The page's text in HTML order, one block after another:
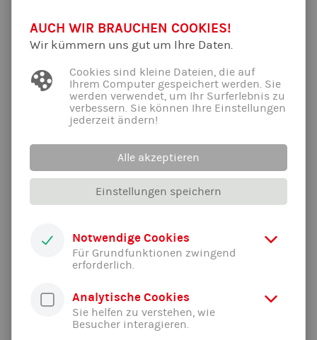
Informationsmaterialien wird hiermit widersprochen. Die
Betreiber der Seiten behalten sich ausdrücklich rechtliche
Werbeinformationen, etwa durch Spam-E-Mails, vor.
3. Datenschutzbeauftragter
Gesetzlich vorgeschriebener
Datenschutzbeauftragter
Wir haben für unseren Verein keinen
Datenschutzbeauftragten bestellt.
4. Datenerfassung auf unserer Website
Die Internetseiten verwenden teilweise so genannte Cookies.
Cookies richten auf Ihrem Rechner keinen Schaden an und
enthalten keine Viren. Cookies dienen dazu, unser Angebot
AUCH WIR BRAUCHEN COOKIES!
Wir kümmern uns gut um Ihre Daten.
Cookies sind kleine Dateien, die auf
Ihrem Computer gespeichert werden. Sie
werden verwendet, um Ihr Surferlebnis zu
verbessern. Sie können Ihre Einstellungen
jederzeit ändern!
Alle akzeptieren
Einstellungen speichern
Notwendige Cookies
Für Grundfunktionen zwingend
erforderlich.
Analytische Cookies
Sie helfen zu verstehen, wie
Besucher interagieren.